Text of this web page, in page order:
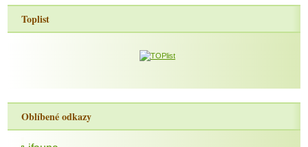
Toplist
Oblíbené odkazy